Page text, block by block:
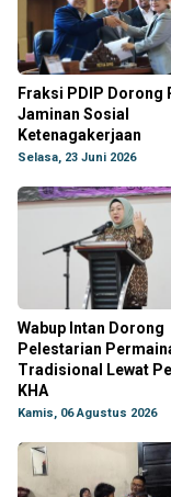
Fraksi PDIP Dorong
Jaminan Sosial
Ketenagakerjaan
Selasa, 23 Juni 2026
Wabup Intan Dorong
Pelestarian
Tradisional Lewat
KHA
Kamis, 06 Agustus 2026